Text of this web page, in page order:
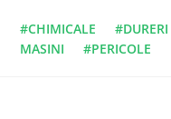
#CHIMICALE
MASINI
#PERICOLE